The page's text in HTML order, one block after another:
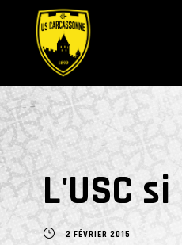
L'USC
2 FÉVRIER 2015